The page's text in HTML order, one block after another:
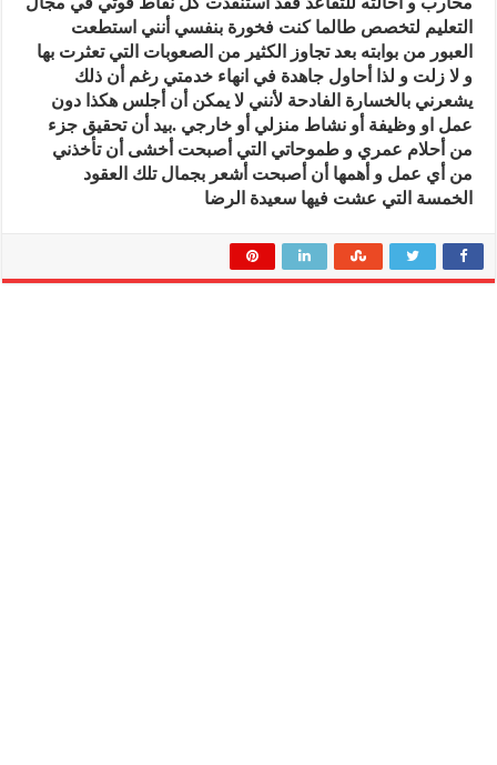
التعليم لتخصص طالما كنت فخورة بنفسي أنني استطعت
العبور من بوابته بعد تجاوز الكثير من الصعوبات التي تعثرت بها
و لا زلت و لذا أحاول جاهدة في انهاء خدمتي رغم أن ذلك
يشعرني بالخسارة الفادحة لأنني لا يمكن أن أجلس هكذا دون
عمل او وظيفة أو نشاط منزلي أو خارجي .بيد أن تحقيق جزء
من أحلام عمري و طموحاتي التي أصبحت أخشى أن تأخذني
من أي عمل و أهمها أن أصبحت أشعر بجمال تلك العقود
الخمسة التي عشت فيها سعيدة الرضا